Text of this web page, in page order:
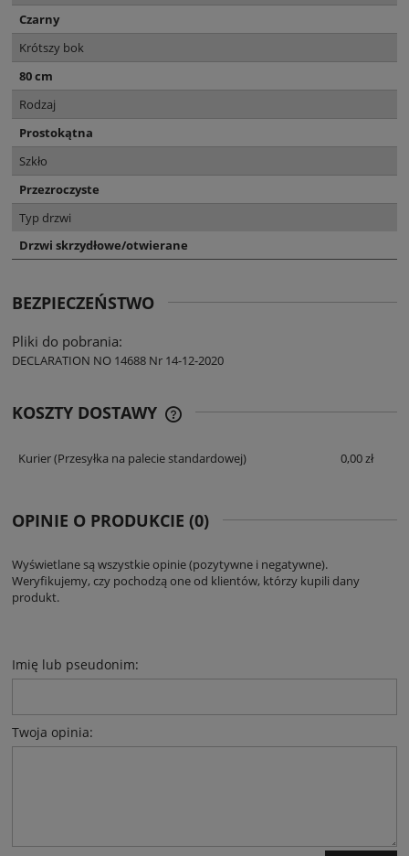
Czarny
Krótszy bok
80 cm
Rodzaj
Prostokątna
Szkło
Przezroczyste
Typ drzwi
Drzwi skrzydłowe/otwierane
BEZPIECZEŃSTWO
Pliki do pobrania:
DECLARATION NO 14688 Nr 14-12-2020
KOSZTY DOSTAWY
Kurier(Przesyłka na palecie standardowej) 0,00 zł
OPINIE O PRODUKCIE (0)
Wyświetlane są wszystkie opinie (pozytywne i negatywne).
Weryfikujemy, czy pochodzą one od klientów, którzy kupili dany
produkt.
Imię lub pseudonim:
Twoja opinia: